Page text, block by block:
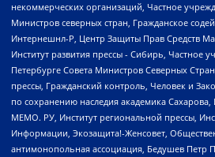
некоммерческих организаций, Частное
Министров северных стран, Гражданское
Интернешнл-Р, Центр Защиты Прав Средств
Институт развития прессы - Сибирь, Частное
Петербурге Совета Министров Северных
прессы, Гражданский контроль, Человек и
по сохранению наследия академика
МЕМО. РУ, Институт региональной прессы,
Информации, Экозащита!-Женсовет,
антимонопольная ассоциация, Бедушев Петр